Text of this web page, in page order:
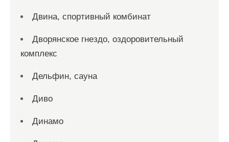
Двина, спортивный комбинат
Дворянское гнездо, оздоровительный
комплекс
Дельфин, сауна
Диво
Динамо